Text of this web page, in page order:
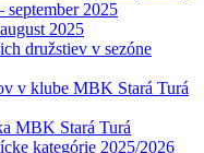
2025
2025
družstiev v sezóne
v klube MBK Stará Turá
MBK Stará Turá
kategórie 2025/2026